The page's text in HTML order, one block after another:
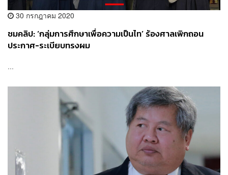
30 กรกฎาคม 2020
ชมคลิป: ‘กลุ่มการศึกษาเพื่อความเป็นไท’ ร้องศาลเพิกถอน
ประกาศ-ระเบียบทรงผม
...